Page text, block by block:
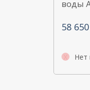
воды
58 650